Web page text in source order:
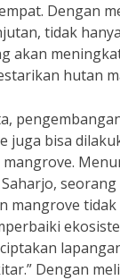
Dengan
tidak
akan
hutan
juga bisa
mangrove
Dengan